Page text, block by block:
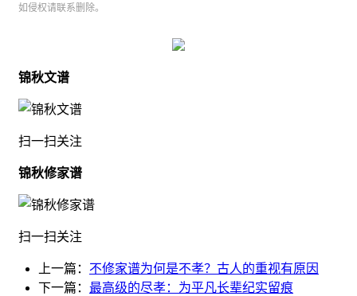
如侵权请联系删除。
锦秋文谱
扫一扫关注
锦秋修家谱
扫一扫关注
上一篇： 不修家谱为何是不孝？古人的重视有原因
下一篇： 最高级的尽孝：为平凡长辈纪实留痕